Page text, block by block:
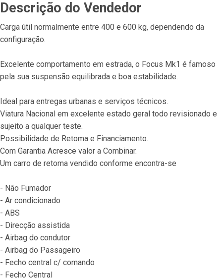
Descrição do Vendedor
Carga útil normalmente entre 400 e 600 kg, dependendo da
configuração.
Excelente comportamento em estrada, o Focus Mk1 é famoso
pela sua suspensão equilibrada e boa estabilidade.
Ideal para entregas urbanas e serviços técnicos.
Viatura Nacional em excelente estado geral todo revisionado e
sujeito a qualquer teste.
Possibilidade de Retoma e Financiamento.
Com Garantia Acresce valor a Combinar.
Um carro de retoma vendido conforme encontra-se
- Não Fumador
- Ar condicionado
- ABS
- Direcção assistida
- Airbag do condutor
- Airbag do Passageiro
- Fecho central c/ comando
- Fecho Central